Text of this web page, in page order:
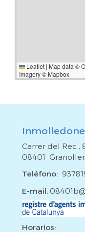
Leaflet | Map data ©
Imagery © Mapbox
Carrer del Rec ,
08401
Teléfono: 937819
E-mail:
Horarios: